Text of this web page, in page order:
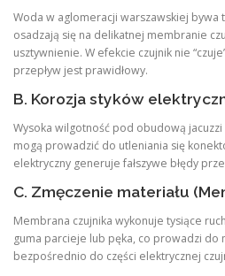
Woda w aglomeracji warszawskiej bywa
osadzają się na delikatnej membranie
usztywnienie. W efekcie czujnik nie
przepływ jest prawidłowy.
B. Korozja styków
Wysoka wilgotność pod obudową
mogą prowadzić do utleniania się
elektryczny generuje fałszywe błędy
C. Zmęczenie materiału
Membrana czujnika wykonuje tysiące
guma parcieje lub pęka, co prowadzi
bezpośrednio do części elektrycznej